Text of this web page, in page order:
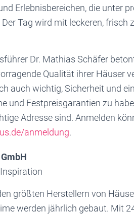
Erlebnisbereichen, die unter
Tag wird mit leckeren, frisch
Dr. Mathias Schäfer
Qualität ihrer Häuser
auch wichtig, Sicherheit und
und Festpreisgarantien zu
Adresse sind. Anmelden
anmeldung.
größten Herstellern von
werden jährlich gebaut. Mit